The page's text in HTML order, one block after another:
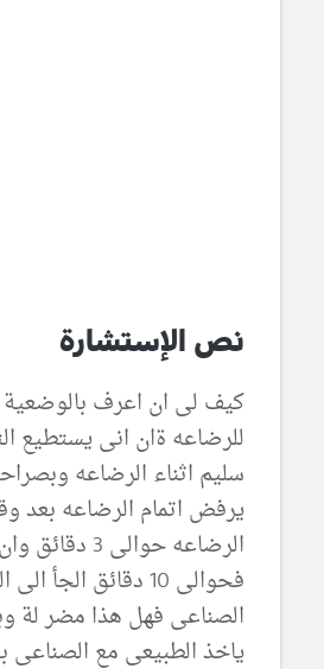
نص الإستشارة
كيف لى ان اعرف
للرضاعه ةان انى يستطيع
سليم اثناء الرضاعه
يرفض اتمام الرضاعه بعد
الرضاعه حوالى 3
فحوالى 10 دقائق الجأ
الصناعى فهل هذا مضر لة
ياخذ الطبيعى مع